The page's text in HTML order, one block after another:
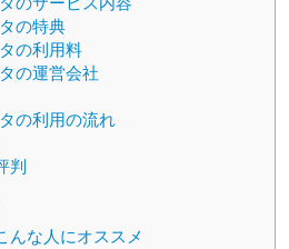
の特典
の利用料
の運営会社
の利用の流れ
判
んな人にオススメ